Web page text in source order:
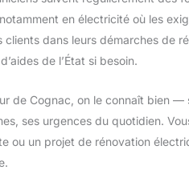
en électricité où les
clients dans leurs démarches de
de l’État si besoin.
de Cognac, on le connaît bien —
ses urgences du quotidien.
ou un projet de rénovation